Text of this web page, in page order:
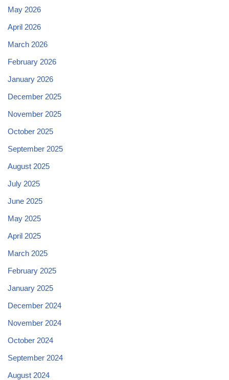
May 2026
April 2026
March 2026
February 2026
January 2026
December 2025
November 2025
October 2025
September 2025
August 2025
July 2025
June 2025
May 2025
April 2025
March 2025
February 2025
January 2025
December 2024
November 2024
October 2024
September 2024
August 2024